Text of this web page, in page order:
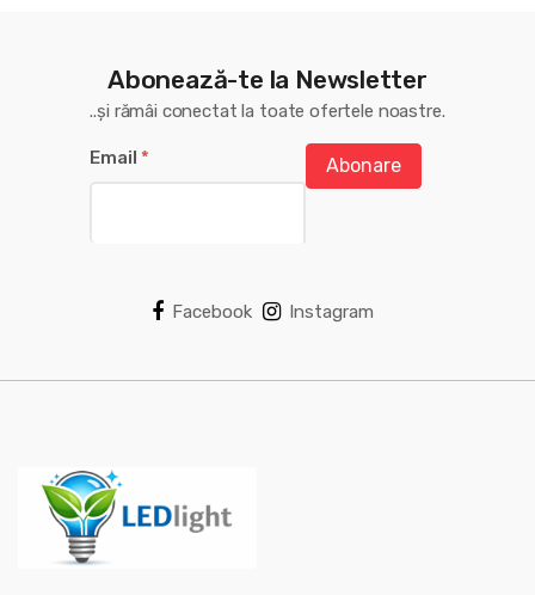
Abonează-te la Newsletter
..și rămâi conectat la toate ofertele noastre.
Email* Abonare
Facebook Instagram